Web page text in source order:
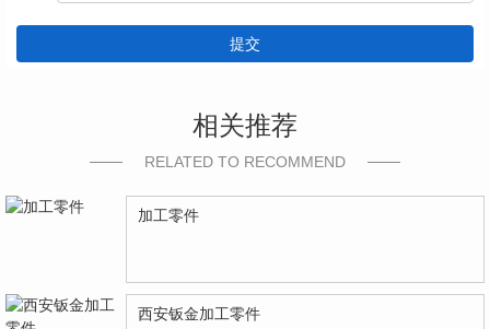
提交
相关推荐
RELATED TO RECOMMEND
加工零件
西安钣金加工零件